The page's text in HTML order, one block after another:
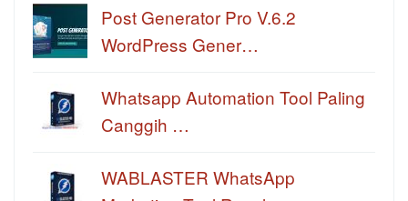
Post Generator Pro V.6.2
WordPress Gener…
Whatsapp Automation Tool Paling
Canggih …
WABLASTER WhatsApp